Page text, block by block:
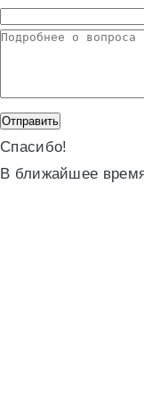
Спасибо!
В ближайшее